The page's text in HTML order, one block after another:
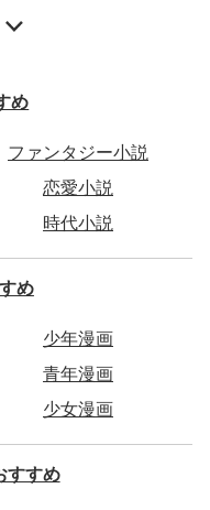
め
ファンタジー小説
恋愛小説
時代小説
め
少年漫画
青年漫画
少女漫画
すすめ